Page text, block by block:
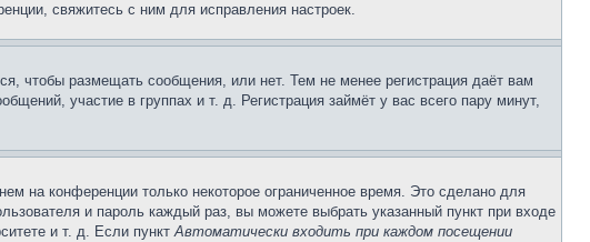
свяжитесь с ним для исправления настроек.
чтобы размещать сообщения, или нет. Тем не менее регистрация даёт вам
участие в группах и т. д. Регистрация займёт у вас всего пару минут,
на конференции только некоторое ограниченное время. Это сделано для
и пароль каждый раз, вы можете выбрать указанный пункт при входе
и т. д. Если пунктАвтоматически входить при каждом посещении